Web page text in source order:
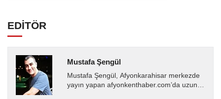
EDİTÖR
Mustafa Şengül
Mustafa Şengül, Afyonkarahisar merkezde
yayın yapan afyonkenthaber.com’da uzun